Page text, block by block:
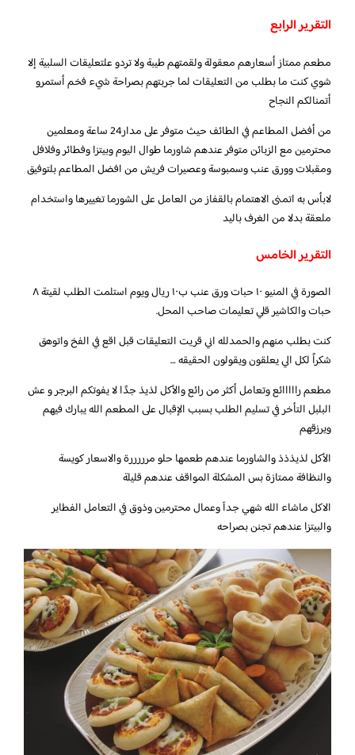
التقرير الرابع
مطعم ممتاز أسعارهم معقولة ولقمتهم طيبة ولا تردو علتعليقات السلبية إلا
شوي كنت ما بطلب من التعليقات لما جربتهم بصراحة شيء فخم أستمرو
أتمنالكم النجاح
من أفضل المطاعم في الطائف حيث متوفر على مدار24 ساعة ومعلمين
محترمين مع الزبائن متوفر عندهم شاورما طوال اليوم وبيتزا وفطائر وفلافل
ومقبلات وورق عنب وسمبوسة وعصيرات فريش من افضل المطاعم بلتوفيق
لابأس به اتمنى الاهتمام بالقفاز من العامل على الشورما تغييرها واستخدام
ملعقة بدلا من الغرف باليد
التقرير الخامس
الصورة في المنيو ١٠ حبات ورق عنب ب١٠ ريال ويوم استلمت الطلب لقيتة ٨
حبات والكاشير قلي تعليمات صاحب المحل.
كنت بطلب منهم والحمدلله اني قريت التعليقات قبل اقع في الفخ واتوهق
شكراً لكل الي يعلقون ويقولون الحقيقه …
مطعم رااااائع وتعامل أكثر من رائع والأكل لذيذ جدًا لا يفوتكم البرجر و عش
البلبل التأخر في تسليم الطلب بسبب الإقبال على المطعم الله يبارك فيهم
ويرزقهم
الأكل لذيذذذ والشاورما عندهم طعمها حلو مرررررة والاسعار كويسة
والنظافة ممتازة بس المشكلة المواقف عندهم قليلة
الاكل ماشاء الله شهي جدآ وعمال محترمين وذوق في التعامل الفطاير
والبيتزا عندهم تجنن بصراحه